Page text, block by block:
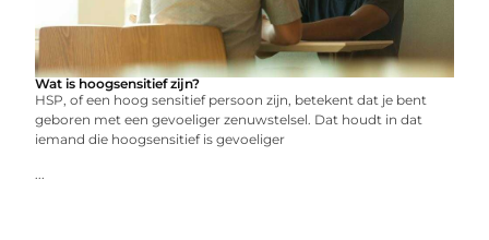
Wat is hoogsensitief zijn?
HSP, of een hoog sensitief persoon zijn, betekent dat je bent
geboren met een gevoeliger zenuwstelsel. Dat houdt in dat
iemand die hoogsensitief is gevoeliger
...